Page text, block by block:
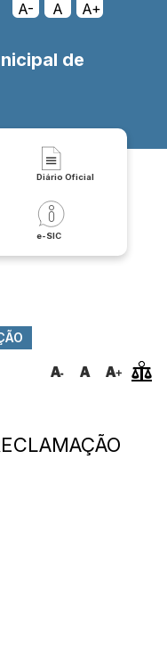
A- A A+
de
Diário Oficial
e-SIC